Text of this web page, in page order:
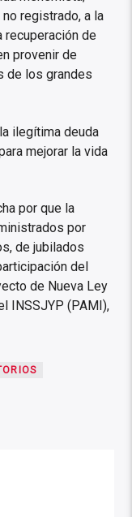
registrado, a la
recuperación de
provenir de
de los grandes
ilegítima deuda
mejorar la vida
por que la
por
de jubilados
del
de Nueva Ley
INSSJYP (PAMI),